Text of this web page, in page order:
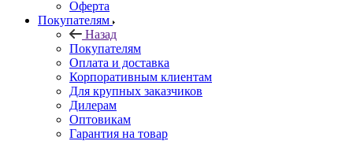
Оферта
Покупателям
Назад
Покупателям
Оплата и доставка
Корпоративным клиентам
Для крупных заказчиков
Дилерам
Оптовикам
Гарантия на товар